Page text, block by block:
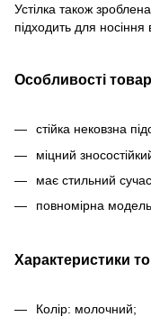
Устілка також
підходить для носіння
Особливості
стійка нековзна
міцний
має стильний
повномірна
Характеристики
Колір: молочний;